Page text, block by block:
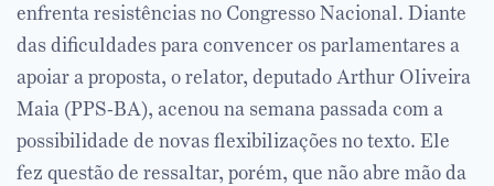
enfrenta resistências no Congresso Nacional. Diante
das dificuldades para convencer os parlamentares a
apoiar a proposta, o relator, deputado Arthur Oliveira
Maia (PPS-BA), acenou na semana passada com a
possibilidade de novas flexibilizações no texto. Ele
fez questão de ressaltar, porém, que não abre mão da